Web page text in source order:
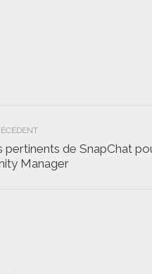
pertinents de SnapChat
Manager